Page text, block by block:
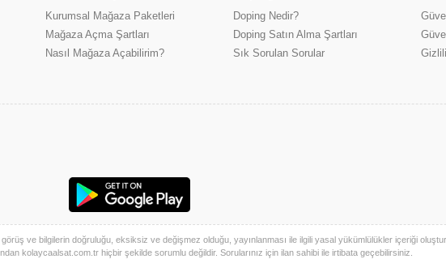
Kurumsal Mağaza Paketleri
Mağaza Açma Şartları
Nasıl Mağaza Açabilirim?
Doping Nedir?
Doping Satın Alma Şartları
Sık Sorulan Sorular
ve bilgilerin doğruluğu, eksiksiz ve değişmez olduğu, yayınlanması ile ilgili yasal yükümlülükler içeriği
kolaycaalsat.com.tr hiçbir şekilde sorumlu değildir. Sorularınız için ilan sahibi ile irtibata geçebilirsiniz.